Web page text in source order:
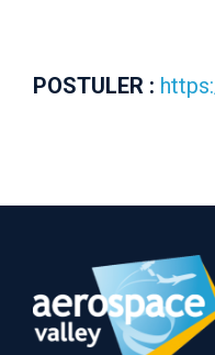
POSTULER :